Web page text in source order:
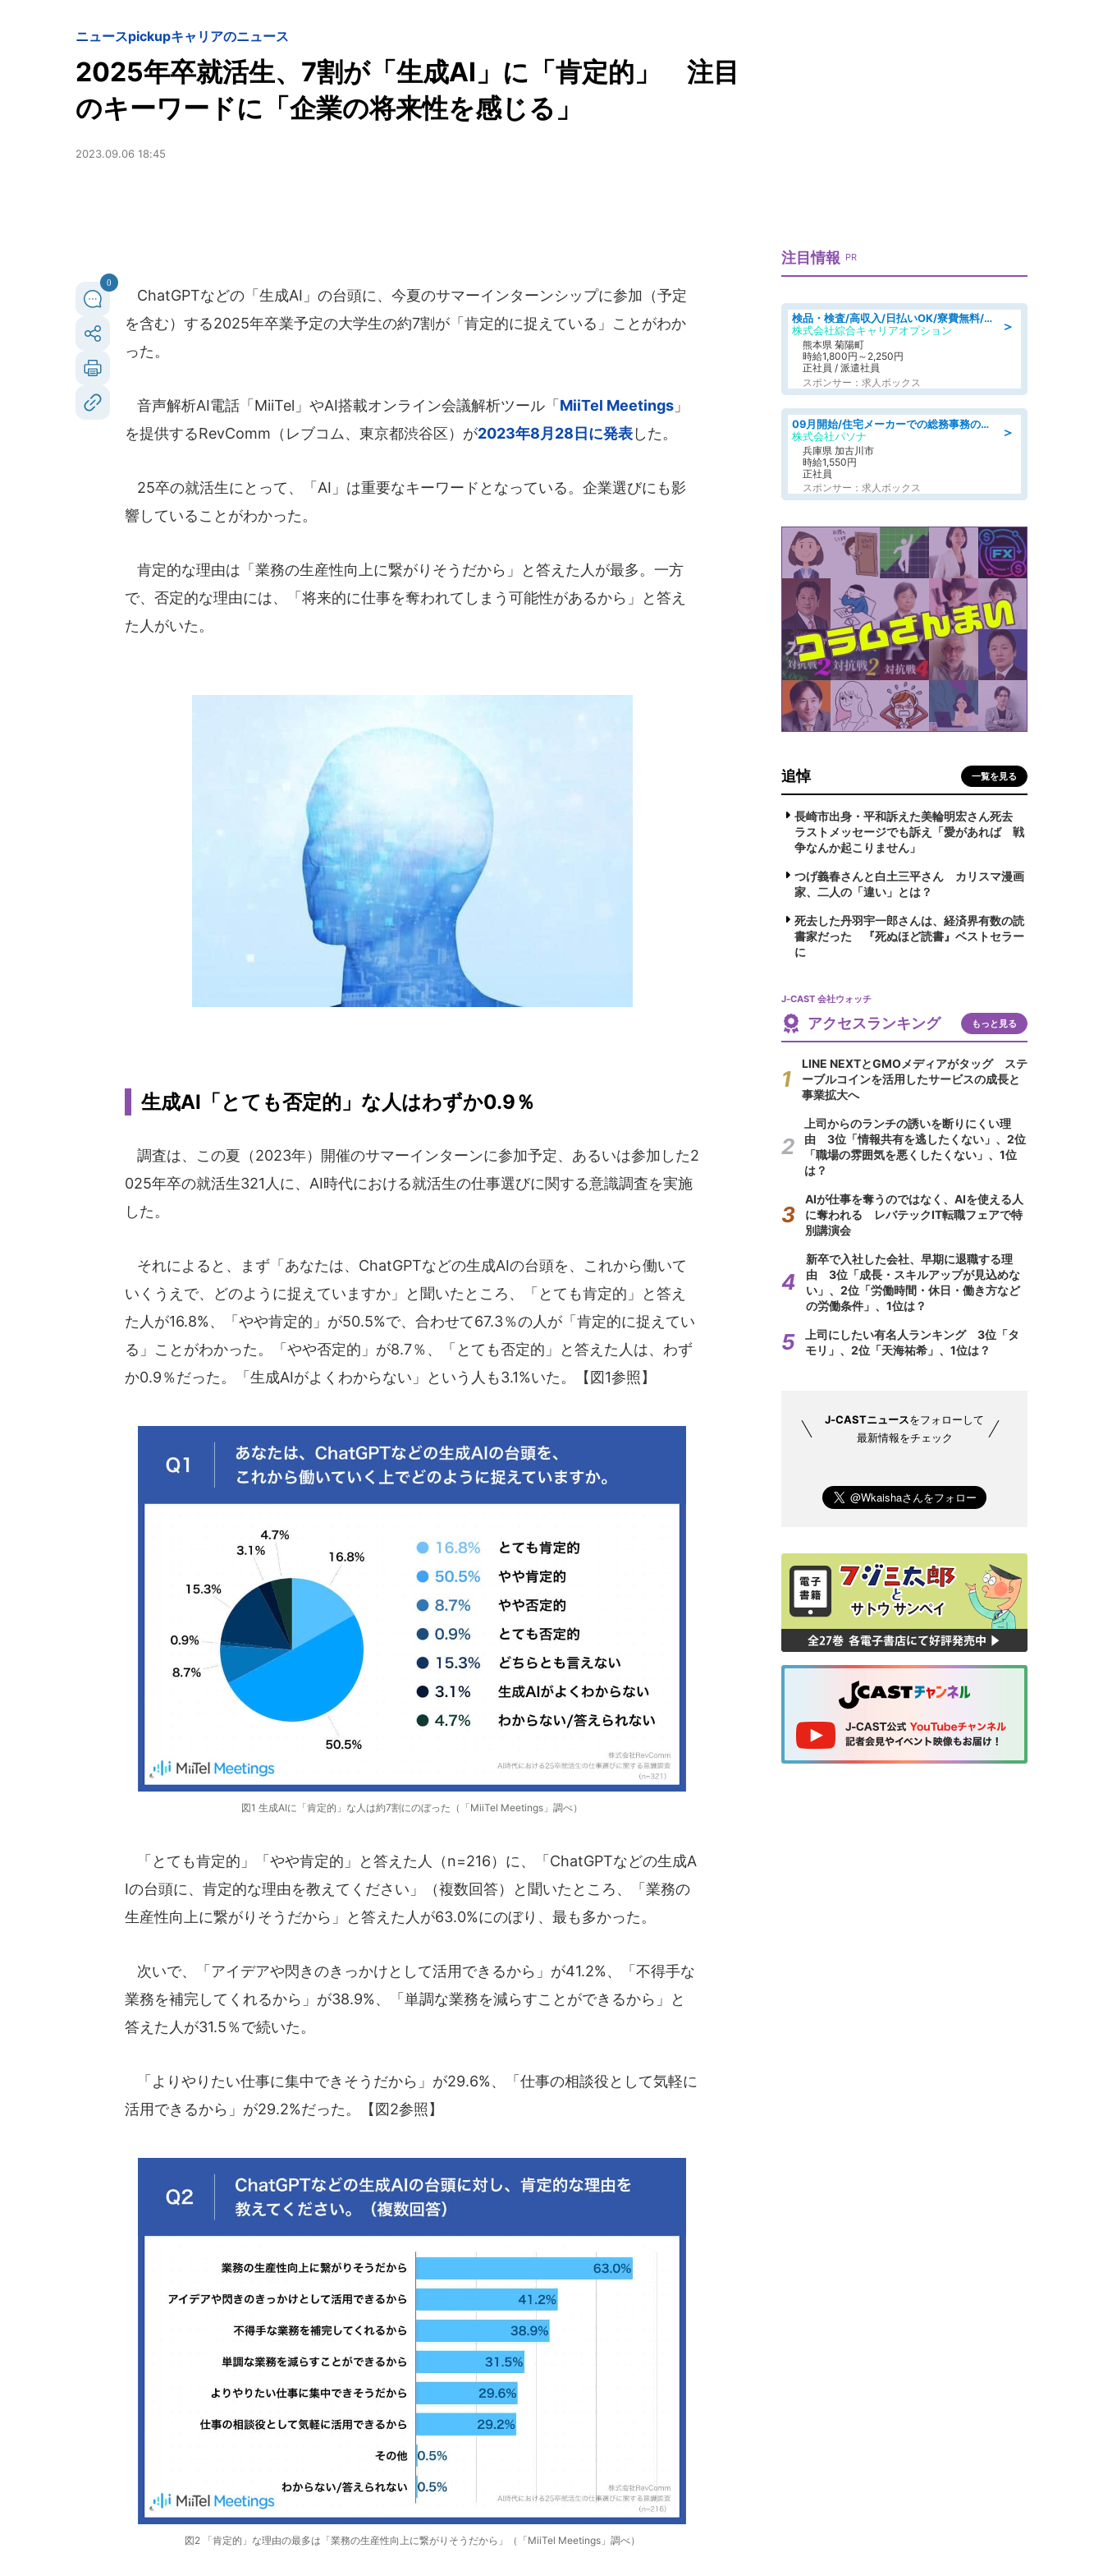
ニュースpickupキャリアのニュース
2025年卒就活生、7割が「生成AI」に「肯定的」 注目
のキーワードに「企業の将来性を感じる」
2023.09.06 18:45
0
ChatGPTなどの「生成AI」の台頭に、今夏のサマーインターンシップに参加（予定
を含む）する2025年卒業予定の大学生の約7割が「肯定的に捉えている」ことがわか
った。
音声解析AI電話「MiiTel」やAI搭載オンライン会議解析ツール「 MiiTel Meetings 」
を提供するRevComm（レブコム、東京都渋谷区）が2023年8月28日に発表した。
25卒の就活生にとって、「AI」は重要なキーワードとなっている。企業選びにも影
響していることがわかった。
肯定的な理由は「業務の生産性向上に繋がりそうだから」と答えた人が最多。一方
で、否定的な理由には、「将来的に仕事を奪われてしまう可能性があるから」と答え
た人がいた。
生成AI「とても否定的」な人はわずか0.9％
調査は、この夏（2023年）開催のサマーインターンに参加予定、あるいは参加した2
025年卒の就活生321人に、AI時代における就活生の仕事選びに関する意識調査を実施
した。
それによると、まず「あなたは、ChatGPTなどの生成AIの台頭を、これから働いて
いくうえで、どのように捉えていますか」と聞いたところ、「とても肯定的」と答え
た人が16.8%、「やや肯定的」が50.5%で、合わせて67.3％の人が「肯定的に捉えてい
る」ことがわかった。「やや否定的」が8.7％、「とても否定的」と答えた人は、わず
か0.9％だった。「生成AIがよくわからない」という人も3.1%いた。【図1参照】
図1 生成AIに「肯定的」な人は約7割にのぼった（「MiiTel Meetings」調べ）
「とても肯定的」「やや肯定的」と答えた人（n=216）に、「ChatGPTなどの生成A
Iの台頭に、肯定的な理由を教えてください」（複数回答）と聞いたところ、「業務の
生産性向上に繋がりそうだから」と答えた人が63.0%にのぼり、最も多かった。
次いで、「アイデアや閃きのきっかけとして活用できるから」が41.2%、「不得手な
業務を補完してくれるから」が38.9%、「単調な業務を減らすことができるから」と
答えた人が31.5％で続いた。
「よりやりたい仕事に集中できそうだから」が29.6%、「仕事の相談役として気軽に
活用できるから」が29.2%だった。【図2参照】
図2 「肯定的」な理由の最多は「業務の生産性向上に繋がりそうだから」（「MiiTel Meetings」調べ）
注目情報 PR
＞
検品・検査/高収入/日払いOK/寮費無料/日勤/20・30・40代活躍中
株式会社綜合キャリアオプション
熊本県 菊陽町
時給1,800円～2,250円
正社員 / 派遣社員
スポンサー：求人ボックス
＞
09月開始/住宅メーカーでの総務事務のお仕事/駅近/車通勤可/一般事務/人事労務
株式会社パソナ
兵庫県 加古川市
時給1,550円
正社員
スポンサー：求人ボックス
追悼 一覧を見る
長崎市出身・平和訴えた美輪明宏さん死去
ラストメッセージでも訴え「愛があれば 戦
争なんか起こりません」
つげ義春さんと白土三平さん カリスマ漫画
家、二人の「違い」とは？
死去した丹羽宇一郎さんは、経済界有数の読
書家だった 『死ぬほど読書』ベストセラー
に
J-CAST 会社ウォッチ
アクセスランキング もっと見る
LINE NEXTとGMOメディアがタッグ ステ
ーブルコインを活用したサービスの成長と
事業拡大へ
上司からのランチの誘いを断りにくい理
由 3位「情報共有を逃したくない」、2位
「職場の雰囲気を悪くしたくない」、1位
は？
AIが仕事を奪うのではなく、AIを使える人
に奪われる レバテックIT転職フェアで特
別講演会
新卒で入社した会社、早期に退職する理
由 3位「成長・スキルアップが見込めな
い」、2位「労働時間・休日・働き方など
の労働条件」、1位は？
上司にしたい有名人ランキング 3位「タ
モリ」、2位「天海祐希」、1位は？
J-CASTニュースをフォローして
最新情報をチェック